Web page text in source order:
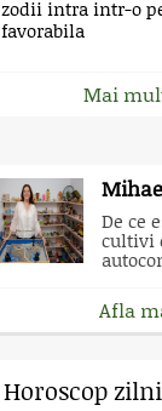
zodii intra intr-o
favorabila
Mai
De ce
cultivi
Afla
Horoscop